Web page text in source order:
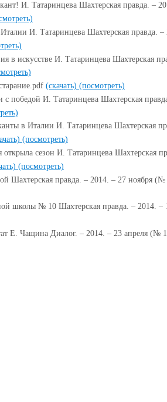
И. Татаринцева Шахтерская правда. –
И. Татаринцева Шахтерская правда.
в искусстве И. Татаринцева Шахтерская
(скачать) (посмотреть)
с победой И. Татаринцева Шахтерская
в Италии И. Татаринцева Шахтерская
(посмотреть)
сезон И. Татаринцева Шахтерская
(посмотреть)
Шахтерская правда. – 2014. – 27 ноября
школы № 10 Шахтерская правда. – 2014. –
Е. Чащина Диалог. – 2014. – 23 апреля (№